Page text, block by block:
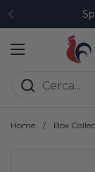
Passa ai contenuti
Precedente
Apri menu
Home / Box